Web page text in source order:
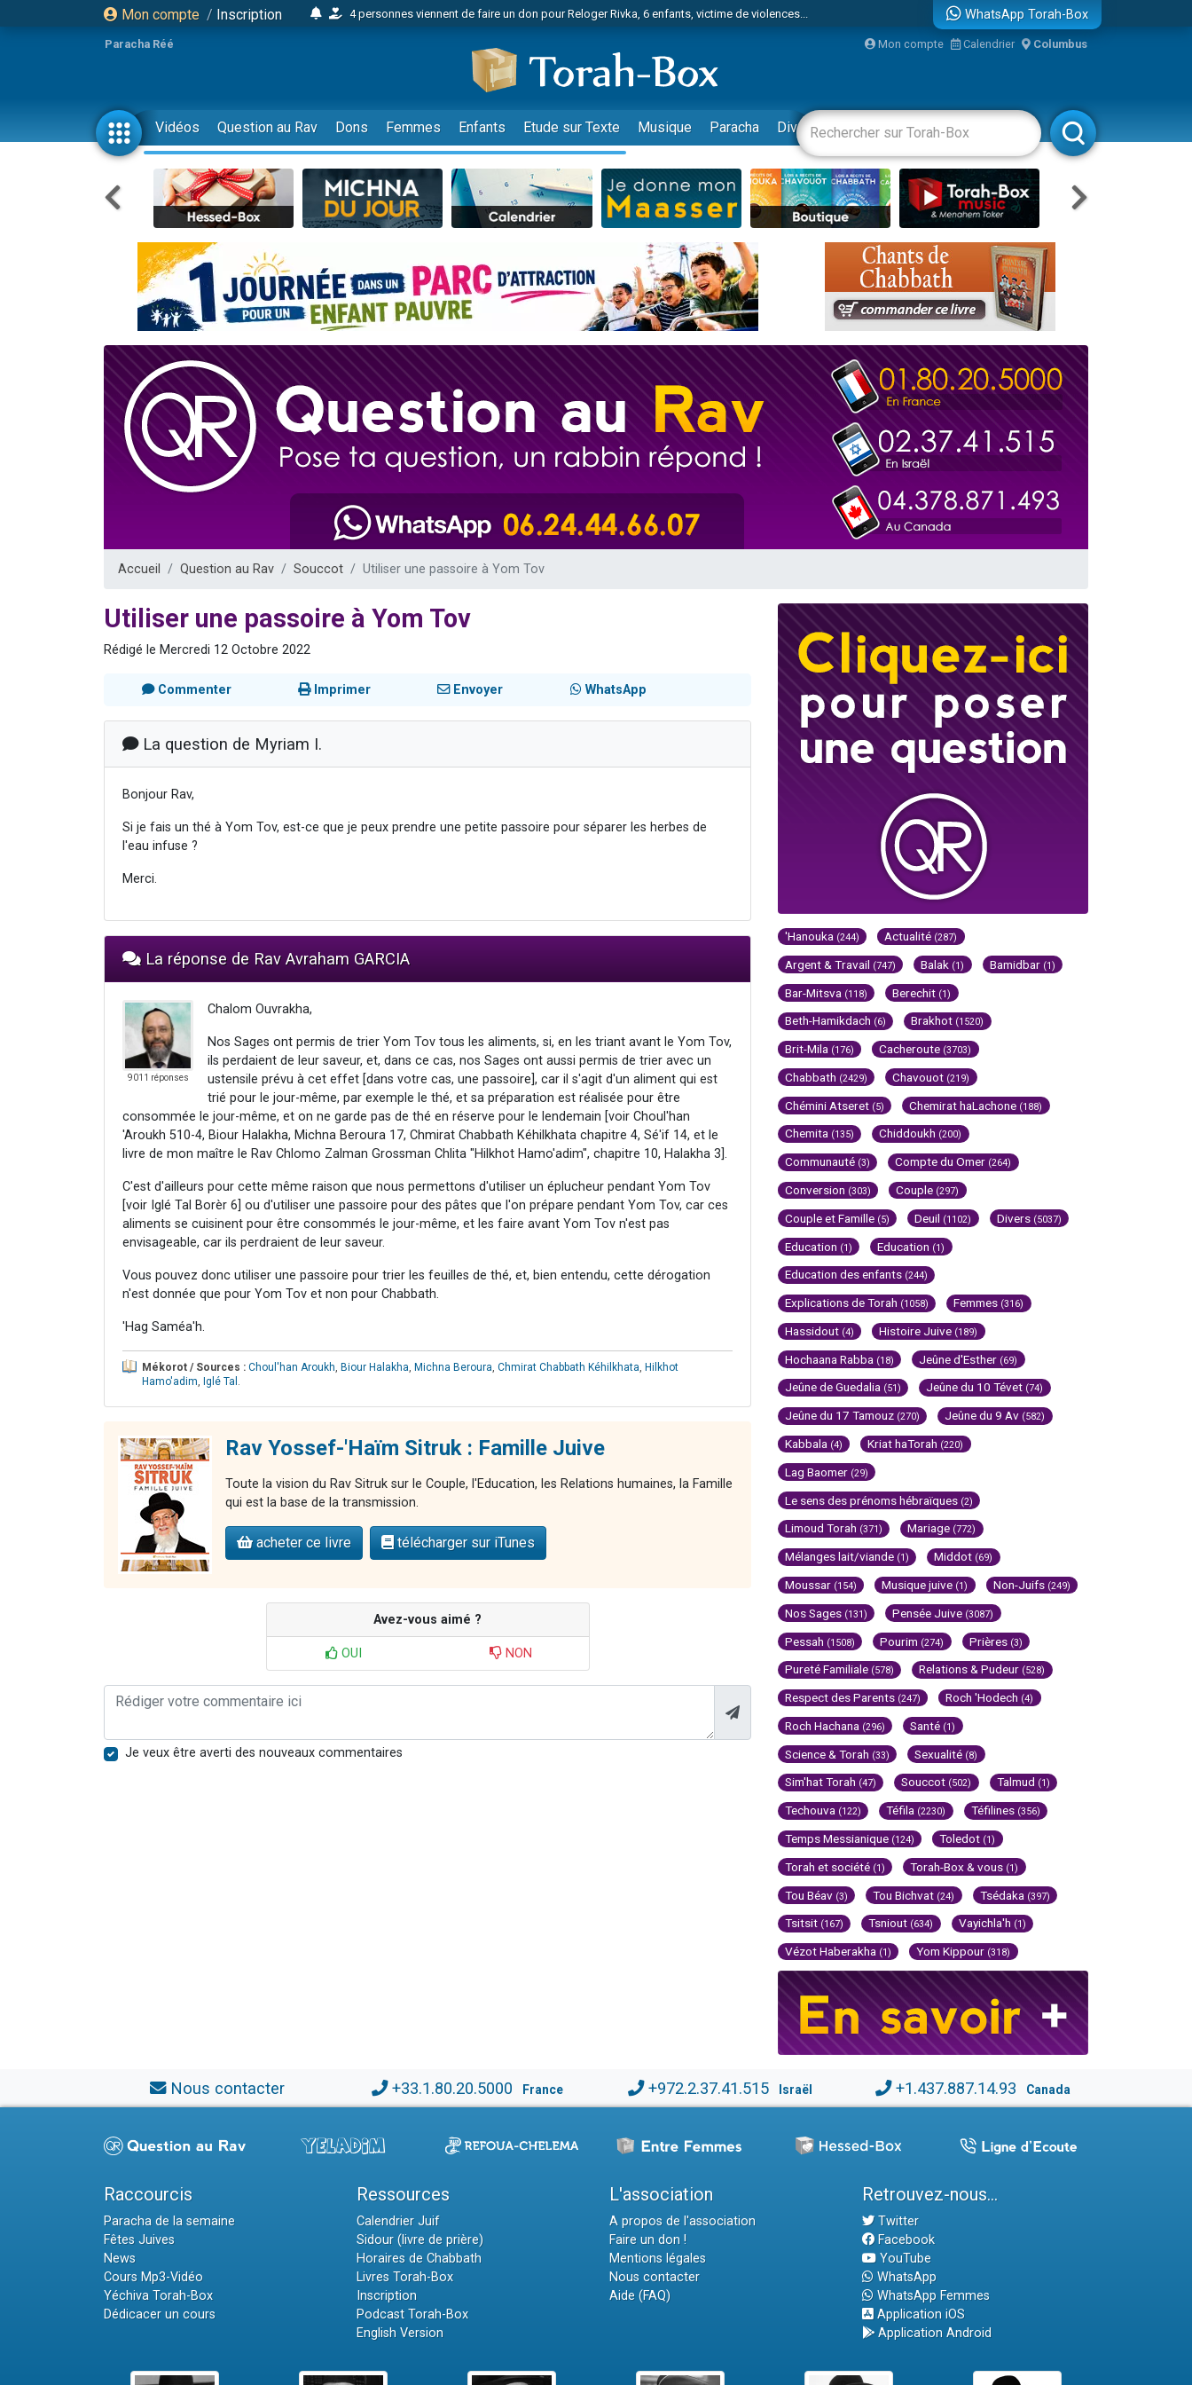
Mon compte / Inscription
4 personnes viennent de faire un don pour Reloger Rivka, 6 enfants, victime de violences...
17 personnes viennent de demander une bénédiction
4 personnes viennent de nous rejoindre sur WhatsApp
Il reste 49 places pour étudier en groupe sur Zoom
23 personnes viennent de faire un don pour Diane, 80 ans, dans un appartement insalubre
Eva vient de donner son Maasser
4 personnes viennent de nous rejoindre sur WhatsApp
3 personnes viennent de nous rejoindre sur WhatsApp
3 personnes viennent de faire un don pour 5 jours de vacances aux Orphelins
Odaya vient de donner son Maasser
2 personnes viennent de nous rejoindre sur WhatsApp
13 personnes viennent de demander une bénédiction
12 nouvelles musiques dans Torah-Box Music
30 personnes viennent de faire un don pour Sauvez la jambe de Yohan
Il reste 49 places pour étudier en groupe sur Zoom
2 personnes viennent de nous rejoindre sur WhatsApp
2 nouvelles musiques dans Torah-Box Music
6 personnes viennent de nous rejoindre sur WhatsApp
WhatsApp Torah-Box
Paracha Réé Mon compte Calendrier Columbus
Vidéos Question au Rav Dons Femmes Enfants Etude sur Texte Musique Paracha Divertissements Livres Rabbanim
Accueil Question au Rav Souccot Utiliser une passoire à Yom Tov
Utiliser une passoire à Yom Tov
Rédigé le Mercredi 12 Octobre 2022
Commenter Imprimer Envoyer WhatsApp
La question de Myriam I.
Bonjour Rav,
Si je fais un thé à Yom Tov, est-ce que je peux prendre une petite passoire pour séparer les herbes de
l'eau infuse ?
Merci.
La réponse de Rav Avraham GARCIA
9011 réponses
Chalom Ouvrakha,
Nos Sages ont permis de trier Yom Tov tous les aliments, si, en les triant avant le Yom Tov,
ils perdaient de leur saveur, et, dans ce cas, nos Sages ont aussi permis de trier avec un
ustensile prévu à cet effet [dans votre cas, une passoire], car il s'agit d'un aliment qui est
trié pour le jour-même, par exemple le thé, et sa préparation est réalisée pour être
consommée le jour-même, et on ne garde pas de thé en réserve pour le lendemain [voir Choul'han
'Aroukh 510-4, Biour Halakha, Michna Beroura 17, Chmirat Chabbath Kéhilkhata chapitre 4, Sé'if 14, et le
livre de mon maître le Rav Chlomo Zalman Grossman Chlita "Hilkhot Hamo'adim", chapitre 10, Halakha 3].
C'est d'ailleurs pour cette même raison que nous permettons d'utiliser un éplucheur pendant Yom Tov
[voir Iglé Tal Borèr 6] ou d'utiliser une passoire pour des pâtes que l'on prépare pendant Yom Tov, car ces
aliments se cuisinent pour être consommés le jour-même, et les faire avant Yom Tov n'est pas
envisageable, car ils perdraient de leur saveur.
Vous pouvez donc utiliser une passoire pour trier les feuilles de thé, et, bien entendu, cette dérogation
n'est donnée que pour Yom Tov et non pour Chabbath.
'Hag Saméa'h.
Mékorot / Sources : Choul'han Aroukh Biour Halakha Michna Beroura Chmirat Chabbath Kéhilkhata Hilkhot
Hamo'adim Iglé Tal
Rav Yossef-'Haïm Sitruk : Famille Juive
Toute la vision du Rav Sitruk sur le Couple, l'Education, les Relations humaines, la Famille
qui est la base de la transmission.
acheter ce livre télécharger sur iTunes
Avez-vous aimé ?
OUI NON
Je veux être averti des nouveaux commentaires
'Hanouka (244) Actualité (287)
Argent & Travail (747) Balak (1) Bamidbar (1)
Bar-Mitsva (118) Berechit (1)
Beth-Hamikdach (6) Brakhot (1520)
Brit-Mila (176) Cacheroute (3703)
Chabbath (2429) Chavouot (219)
Chémini Atseret (5) Chemirat haLachone (188)
Chemita (135) Chiddoukh (200)
Communauté (3) Compte du Omer (264)
Conversion (303) Couple (297)
Couple et Famille (5) Deuil (1102) Divers (5037)
Education (1) Education (1)
Education des enfants (244)
Explications de Torah (1058) Femmes (316)
Hassidout (4) Histoire Juive (189)
Hochaana Rabba (18) Jeûne d'Esther (69)
Jeûne de Guedalia (51) Jeûne du 10 Tévet (74)
Jeûne du 17 Tamouz (270) Jeûne du 9 Av (582)
Kabbala (4) Kriat haTorah (220)
Lag Baomer (29)
Le sens des prénoms hébraïques (2)
Limoud Torah (371) Mariage (772)
Mélanges lait/viande (1) Middot (69)
Moussar (154) Musique juive (1) Non-Juifs (249)
Nos Sages (131) Pensée Juive (3087)
Pessah (1508) Pourim (274) Prières (3)
Pureté Familiale (578) Relations & Pudeur (528)
Respect des Parents (247) Roch 'Hodech (4)
Roch Hachana (296) Santé (1)
Science & Torah (33) Sexualité (8)
Sim'hat Torah (47) Souccot (502) Talmud (1)
Techouva (122) Téfila (2230) Téfilines (356)
Temps Messianique (124) Toledot (1)
Torah et société (1) Torah-Box & vous (1)
Tou Béav (3) Tou Bichvat (24) Tsédaka (397)
Tsitsit (167) Tsniout (634) Vayichla'h (1)
Vézot Haberakha (1) Yom Kippour (318)
Nous contacter +33.1.80.20.5000 France +972.2.37.41.515 Israël +1.437.887.14.93 Canada
Raccourcis
Paracha de la semaine
Fêtes Juives
News
Cours Mp3-Vidéo
Yéchiva Torah-Box
Dédicacer un cours
Ressources
Calendrier Juif
Sidour (livre de prière)
Horaires de Chabbath
Livres Torah-Box
Inscription
Podcast Torah-Box
English Version
L'association
A propos de l'association
Faire un don !
Mentions légales
Nous contacter
Aide (FAQ)
Retrouvez-nous...
Twitter
Facebook
YouTube
WhatsApp
WhatsApp Femmes
Application iOS
Application Android